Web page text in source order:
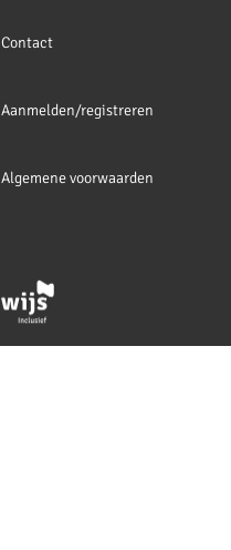
Contact
Aanmelden/registreren
Algemene voorwaarden